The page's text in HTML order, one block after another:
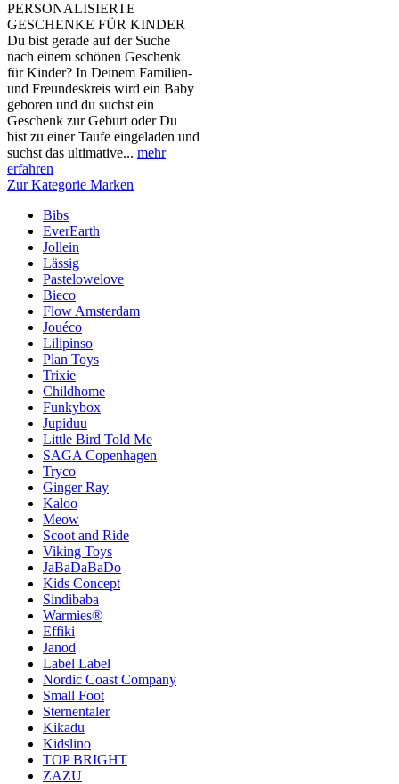
PERSONALISIERTE
GESCHENKE FÜR KINDER
Du bist gerade auf der Suche
nach einem schönen Geschenk
für Kinder? In Deinem Familien-
und Freundeskreis wird ein Baby
geboren und du suchst ein
Geschenk zur Geburt oder Du
bist zu einer Taufe eingeladen und
suchst das ultimative... mehr
erfahren
Zur Kategorie Marken
Bibs
EverEarth
Jollein
Lässig
Pastelowelove
Bieco
Flow Amsterdam
Jouéco
Lilipinso
Plan Toys
Trixie
Childhome
Funkybox
Jupiduu
Little Bird Told Me
SAGA Copenhagen
Tryco
Ginger Ray
Kaloo
Meow
Scoot and Ride
Viking Toys
JaBaDaBaDo
Kids Concept
Sindibaba
Warmies®
Effiki
Janod
Label Label
Nordic Coast Company
Small Foot
Sternentaler
Kikadu
Kidslino
TOP BRIGHT
ZAZU